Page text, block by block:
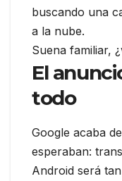
buscando una
a la nube.
Suena familiar,
El
todo
Google acaba
esperaban:
Android será